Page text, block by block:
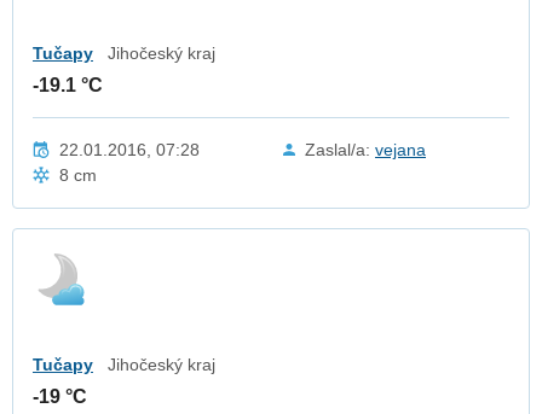
Tučapy Jihočeský kraj
-19.1 °C
22.01.2016, 07:28 Zaslal/a: vejana
8 cm
Tučapy Jihočeský kraj
-19 °C